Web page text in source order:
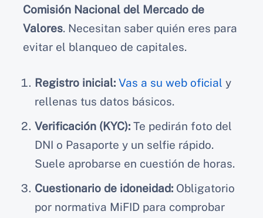
Comisión Nacional del Mercado de
Valores. Necesitan saber quién eres para
evitar el blanqueo de capitales.
Registro inicial: Vas a su web oficial y
rellenas tus datos básicos.
Verificación (KYC): Te pedirán foto del
DNI o Pasaporte y un selfie rápido.
Suele aprobarse en cuestión de horas.
Cuestionario de idoneidad: Obligatorio
por normativa MiFID para comprobar